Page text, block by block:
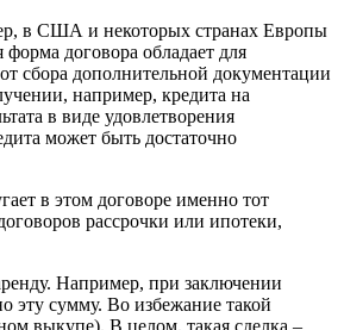
в США и некоторых странах Европы
договора обладает для
сбора дополнительной документации
например, кредита на
в виде удовлетворения
может быть достаточно
в этом договоре именно тот
рассрочки или ипотеки,
Например, при заключении
эту сумму. Во избежание такой
выкупе). В целом, такая сделка –